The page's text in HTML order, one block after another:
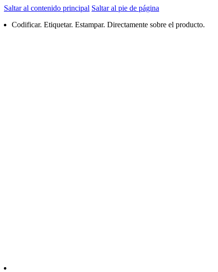
Saltar al contenido principal Saltar al pie de página
Codificar. Etiquetar. Estampar. Directamente sobre el producto.